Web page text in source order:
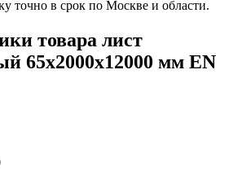
точно в срок по Москве и области.
товара лист
65х2000х12000 мм EN